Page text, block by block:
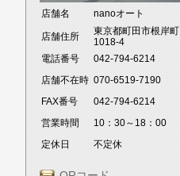
店舗名 nanoオート
店舗住所
東京都町田市根岸町
1018-4
電話番号
042-794-6214
店舗不在時 070-6519-7190
FAX番号
042-794-6214
営業時間
10：30～18：00
定休日
不定休